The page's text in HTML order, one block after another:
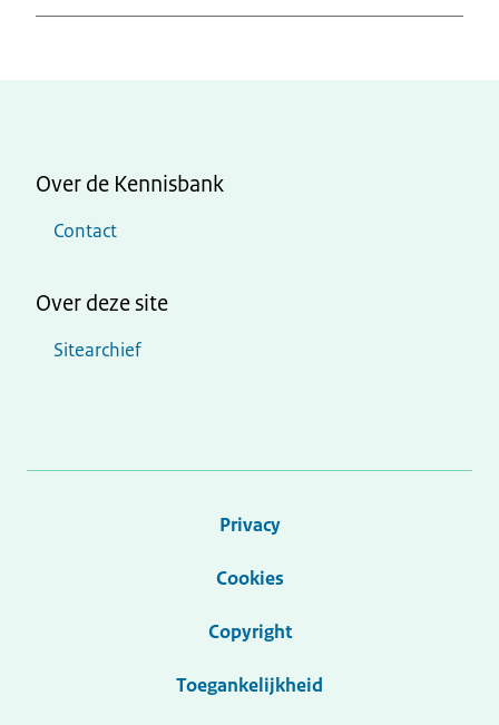
Over de Kennisbank
Contact
Over deze site
Sitearchief
Privacy
Cookies
Copyright
Toegankelijkheid